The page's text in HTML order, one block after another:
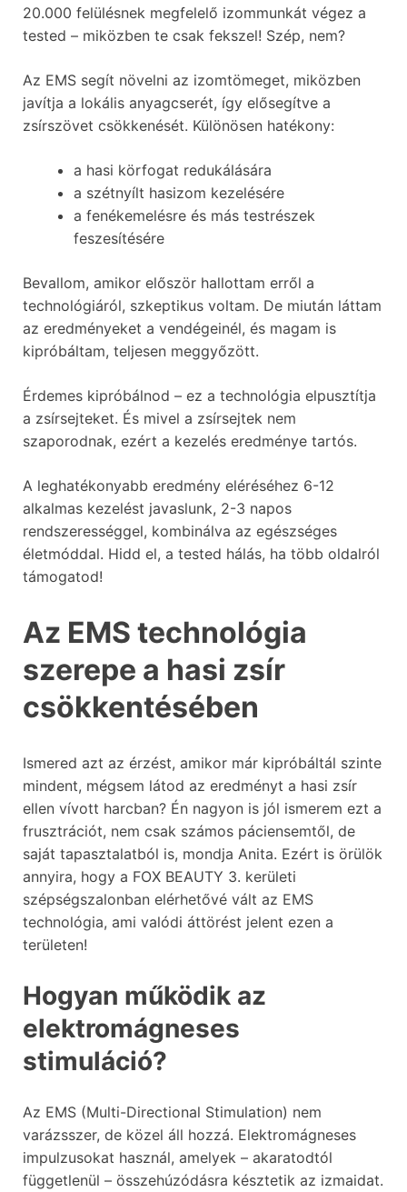
20.000 felülésnek megfelelő izommunkát végez a
tested – miközben te csak fekszel! Szép, nem?
Az EMS segít növelni az izomtömeget, miközben
javítja a lokális anyagcserét, így elősegítve a
zsírszövet csökkenését. Különösen hatékony:
a hasi körfogat redukálására
a szétnyílt hasizom kezelésére
a fenékemelésre és más testrészek
feszesítésére
Bevallom, amikor először hallottam erről a
technológiáról, szkeptikus voltam. De miután láttam
az eredményeket a vendégeinél, és magam is
kipróbáltam, teljesen meggyőzött.
Érdemes kipróbálnod – ez a technológia elpusztítja
a zsírsejteket. És mivel a zsírsejtek nem
szaporodnak, ezért a kezelés eredménye tartós.
A leghatékonyabb eredmény eléréséhez 6-12
alkalmas kezelést javaslunk, 2-3 napos
rendszerességgel, kombinálva az egészséges
életmóddal. Hidd el, a tested hálás, ha több oldalról
támogatod!
Az EMS technológia
szerepe a hasi zsír
csökkentésében
Ismered azt az érzést, amikor már kipróbáltál szinte
mindent, mégsem látod az eredményt a hasi zsír
ellen vívott harcban? Én nagyon is jól ismerem ezt a
frusztrációt, nem csak számos páciensemtől, de
saját tapasztalatból is, mondja Anita. Ezért is örülök
annyira, hogy a FOX BEAUTY 3. kerületi
szépségszalonban elérhetővé vált az EMS
technológia, ami valódi áttörést jelent ezen a
területen!
Hogyan működik az
elektromágneses
stimuláció?
Az EMS (Multi-Directional Stimulation) nem
varázsszer, de közel áll hozzá. Elektromágneses
impulzusokat használ, amelyek – akaratodtól
függetlenül – összehúzódásra késztetik az izmaidat.